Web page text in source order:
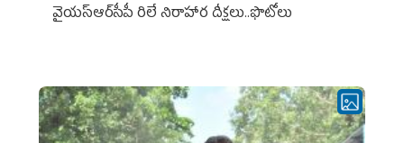
వైయ‌స్ఆర్‌సీపీ రిలే నిరాహార దీక్షలు..ఫొటోలు